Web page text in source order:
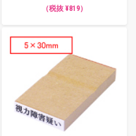
（税抜 ¥819）